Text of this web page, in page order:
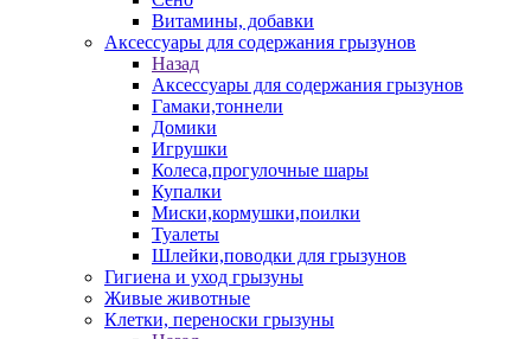
Витамины, добавки
Аксессуары для содержания грызунов
Назад
Аксессуары для содержания грызунов
Гамаки,тоннели
Домики
Игрушки
Колеса,прогулочные шары
Купалки
Миски,кормушки,поилки
Туалеты
Шлейки,поводки для грызунов
Гигиена и уход грызуны
Живые животные
Клетки, переноски грызуны